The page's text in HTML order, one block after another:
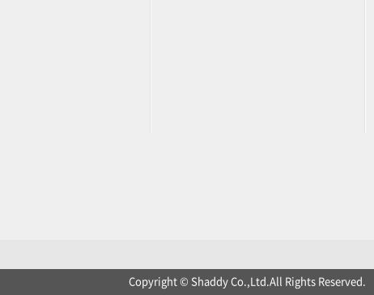
Copyright © Shaddy Co.,Ltd.All Rights Reserved.